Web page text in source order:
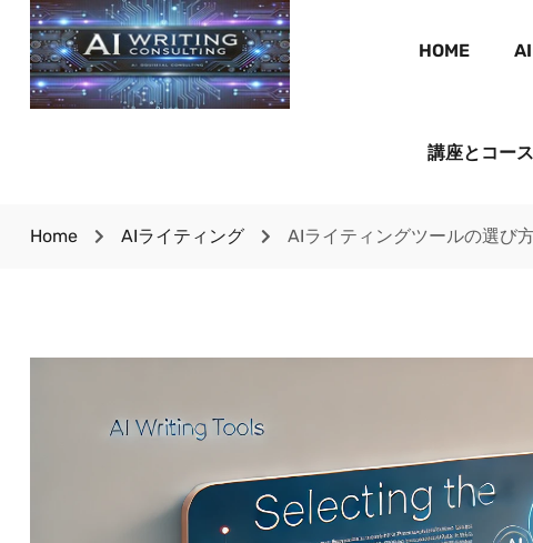
HOME
講座とコース
Home AIライティング AIライティングツールの選び